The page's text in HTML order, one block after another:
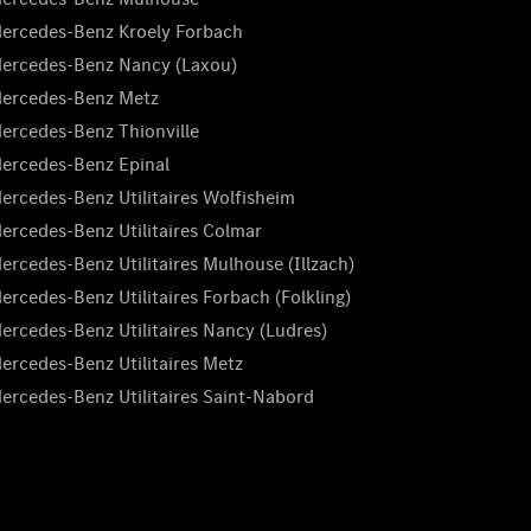
Benz Kroely Forbach
Benz Nancy (Laxou)
Benz Metz
Benz Thionville
Benz Epinal
Benz Utilitaires Wolfisheim
Benz Utilitaires Colmar
Benz Utilitaires Mulhouse (Illzach)
Benz Utilitaires Forbach (Folkling)
Benz Utilitaires Nancy (Ludres)
Benz Utilitaires Metz
Benz Utilitaires Saint-Nabord